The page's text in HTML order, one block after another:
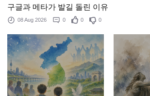
구글과 메타가 발길 돌린 이유
08 Aug 2026 0 0 0